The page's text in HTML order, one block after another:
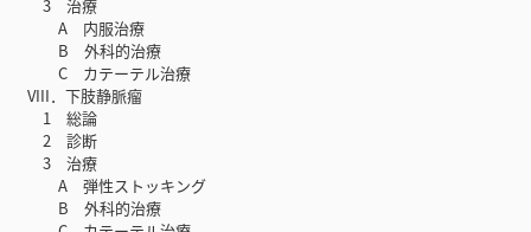
3 治療
A 内服治療
B 外科的治療
C カテーテル治療
VIII．下肢静脈瘤
1 総論
2 診断
3 治療
A 弾性ストッキング
B 外科的治療